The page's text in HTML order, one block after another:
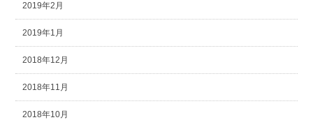
2019年2月
2019年1月
2018年12月
2018年11月
2018年10月